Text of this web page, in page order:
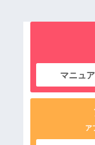
マニュ
ア